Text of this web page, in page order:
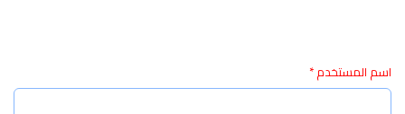
اسم المستخدم*